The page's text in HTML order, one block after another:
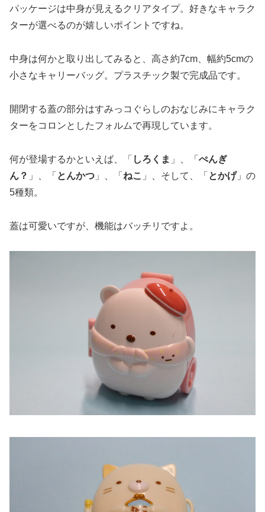
パッケージは中身が見えるクリアタイプ。好きなキャラク
ターが選べるのが嬉しいポイントですね。
中身は何かと取り出してみると、高さ約7cm、幅約5cmの
小さなキャリーバッグ。プラスチック製で完成品です。
開閉する蓋の部分はすみっコぐらしのおなじみにキャラク
ターをコロンとしたフォルムで再現しています。
何が登場するかといえば、「 しろくま 」、「 ぺんぎ
ん？ 」、「 とんかつ 」、「 ねこ 」、そして、「 とかげ」の
5種類。
蓋は可愛いですが、機能はバッチリですよ。